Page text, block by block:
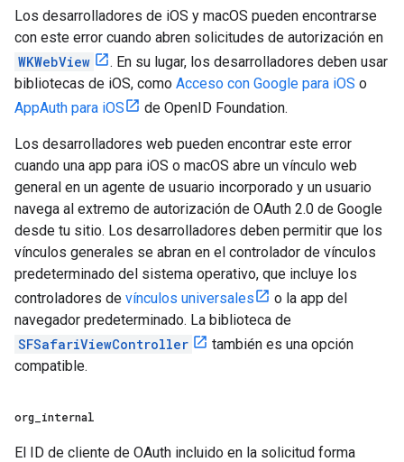
Los desarrolladores de iOS y macOS pueden encontrarse
con este error cuando abren solicitudes de autorización en
WKWebView
. En su lugar, los desarrolladores deben usar
bibliotecas de iOS, como Acceso con Google para iOS o
AppAuth para iOS
de OpenID Foundation.
Los desarrolladores web pueden encontrar este error
cuando una app para iOS o macOS abre un vínculo web
general en un agente de usuario incorporado y un usuario
navega al extremo de autorización de OAuth 2.0 de Google
desde tu sitio. Los desarrolladores deben permitir que los
vínculos generales se abran en el controlador de vínculos
predeterminado del sistema operativo, que incluye los
controladores de vínculos universales
o la app del
navegador predeterminado. La biblioteca de
SFSafariViewController
también es una opción
compatible.
org internal
El ID de cliente de OAuth incluido en la solicitud forma